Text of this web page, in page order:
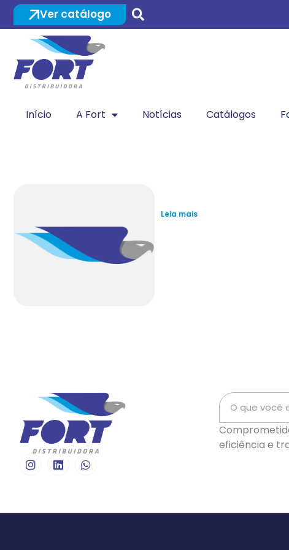
Ver catálogo
Início A Fort Notícias Catálogos
Leia mais
eficiência e